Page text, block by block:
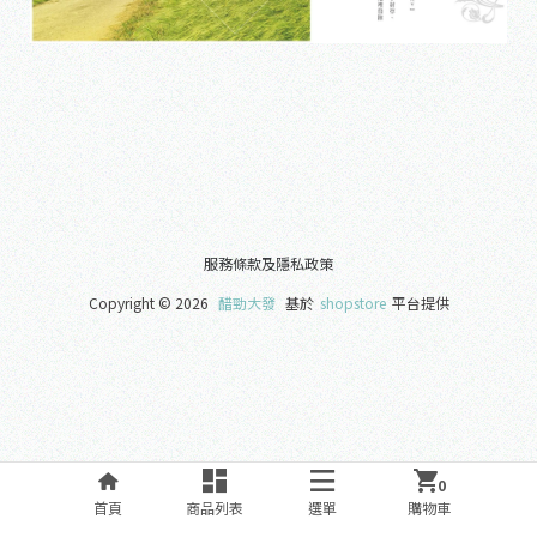
服務條款及隱私政策
Copyright © 2026 醋勁大發 基於 shopstore 平台提供
首頁 商品列表 選單
0
購物車